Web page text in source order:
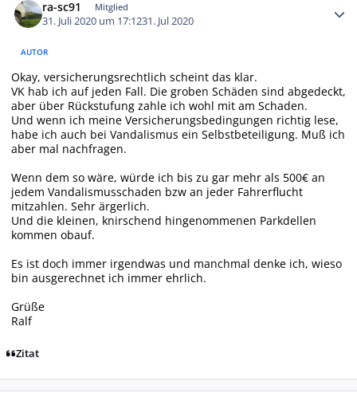
ra-sc91 Mitglied
31. Juli 2020 um 17:1231. Jul 2020
AUTOR
Okay, versicherungsrechtlich scheint das klar.
VK hab ich auf jeden Fall. Die groben Schäden sind abgedeckt,
aber über Rückstufung zahle ich wohl mit am Schaden.
Und wenn ich meine Versicherungsbedingungen richtig lese,
habe ich auch bei Vandalismus ein Selbstbeteiligung. Muß ich
aber mal nachfragen.
Wenn dem so wäre, würde ich bis zu gar mehr als 500€ an
jedem Vandalismusschaden bzw an jeder Fahrerflucht
mitzahlen. Sehr ärgerlich.
Und die kleinen, knirschend hingenommenen Parkdellen
kommen obauf.
Es ist doch immer irgendwas und manchmal denke ich, wieso
bin ausgerechnet ich immer ehrlich.
Grüße
Ralf
Zitat